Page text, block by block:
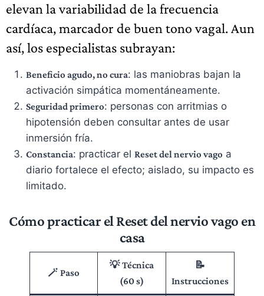
elevan la variabilidad de la frecuencia
cardíaca, marcador de buen tono vagal. Aun
así, los especialistas subrayan:
Beneficio agudo, no cura: las maniobras bajan la
activación simpática momentáneamente.
Seguridad primero: personas con arritmias o
hipotensión deben consultar antes de usar
inmersión fría.
Constancia: practicar el Reset del nervio vago a
diario fortalece el efecto; aislado, su impacto es
limitado.
Cómo practicar el Reset del nervio vago en
casa
🪄 Paso
💡Técnica
(60 s)
📝
Instrucciones